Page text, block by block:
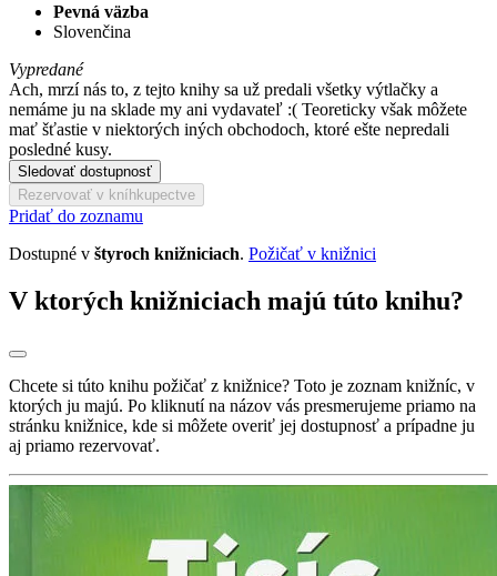
Pevná väzba
Slovenčina
Vypredané
Ach, mrzí nás to, z tejto knihy sa už predali všetky výtlačky a
nemáme ju na sklade my ani vydavateľ :( Teoreticky však môžete
mať šťastie v niektorých iných obchodoch, ktoré ešte nepredali
posledné kusy.
Sledovať dostupnosť
Rezervovať v kníhkupectve
Pridať do zoznamu
Dostupné v štyroch knižniciach. Požičať v knižnici
V ktorých knižniciach majú túto knihu?
Chcete si túto knihu požičať z knižnice? Toto je zoznam knižníc, v
ktorých ju majú. Po kliknutí na názov vás presmerujeme priamo na
stránku knižnice, kde si môžete overiť jej dostupnosť a prípadne ju
aj priamo rezervovať.